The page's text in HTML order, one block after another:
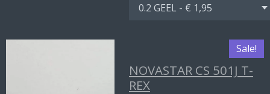
Sale!
NOVASTAR CS 501J T-
REX